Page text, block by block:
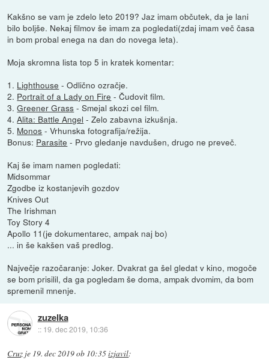
Kakšno se vam je zdelo leto 2019? Jaz imam občutek, da je lani
bilo boljše. Nekaj filmov še imam za pogledati(zdaj imam več časa
in bom probal enega na dan do novega leta).
Moja skromna lista top 5 in kratek komentar:
1. Lighthouse - Odlično ozračje.
2. Portrait of a Lady on Fire - Čudovit film.
3.Greener Grass - Smejal skozi cel film.
4.Alita: Battle Angel - Zelo zabavna izkušnja.
5. Monos - Vrhunska fotografija/režija.
Bonus: Parasite - Prvo gledanje navdušen, drugo ne preveč.
Kaj še imam namen pogledati:
Midsommar
Zgodbe iz kostanjevih gozdov
Knives Out
The Irishman
Toy Story 4
Apollo 11(je dokumentarec, ampak naj bo)
... in še kakšen vaš predlog.
Največje razočaranje: Joker. Dvakrat ga šel gledat v kino, mogoče
se bom prisilil, da ga pogledam še doma, ampak dvomim, da bom
spremenil mnenje.
zuzelka
:: 19. dec 2019, 10:36
Cruz je 19. dec 2019 ob 10:35izjavil: